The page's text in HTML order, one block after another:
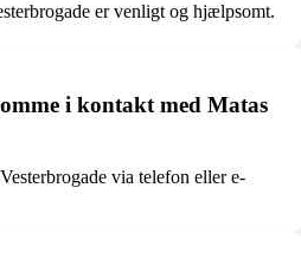
er venligt og hjælpsomt.
i kontakt med Matas
via telefon eller e-